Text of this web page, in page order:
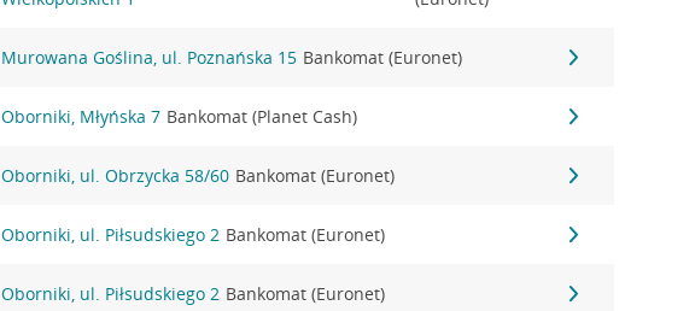
Murowana Goślina, ul. Poznańska 15 Bankomat (Euronet)
Oborniki, Młyńska 7 Bankomat (Planet Cash)
Oborniki, ul. Obrzycka 58/60 Bankomat (Euronet)
Oborniki, ul. Piłsudskiego 2 Bankomat (Euronet)
Oborniki, ul. Piłsudskiego 2 Bankomat (Euronet)